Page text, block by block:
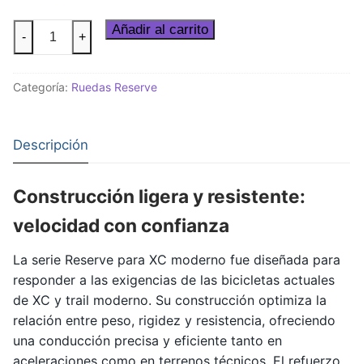
Reserve
|
HD
cantidad
- + Añadir al carrito
Categoría: Ruedas Reserve
Descripción
Construcción ligera y resistente:
velocidad con confianza
La serie Reserve para XC moderno fue diseñada para
responder a las exigencias de las bicicletas actuales
de XC y trail moderno. Su construcción optimiza la
relación entre peso, rigidez y resistencia, ofreciendo
una conducción precisa y eficiente tanto en
aceleraciones como en terrenos técnicos. El refuerzo